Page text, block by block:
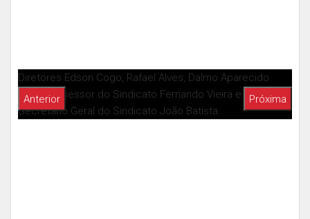
Diretores Edson Cogo, Rafael Alves, Dalmo Aparecido
com o assessor do Sindicato Fernando Vieira e o
Secretário Geral do Sindicato João Batista.